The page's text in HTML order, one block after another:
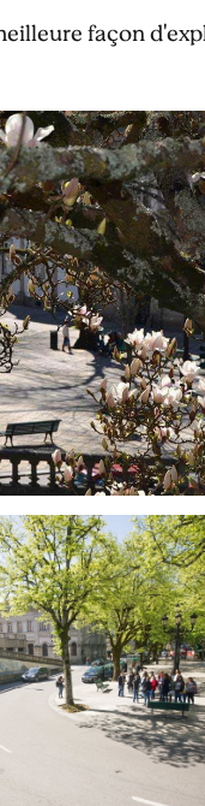
façon